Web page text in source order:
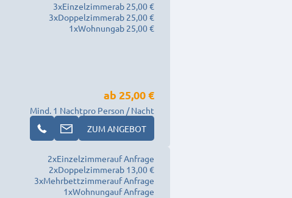
3xEinzelzimmerab 25,00 €
3xDoppelzimmerab 25,00 €
1xWohnungab 25,00 €
Mind. 1 Nacht
ab 25,00 €
pro Person / Nacht
ZUM ANGEBOT
2xEinzelzimmerauf Anfrage
2xDoppelzimmerab 13,00 €
3xMehrbettzimmerauf Anfrage
1xWohnungauf Anfrage